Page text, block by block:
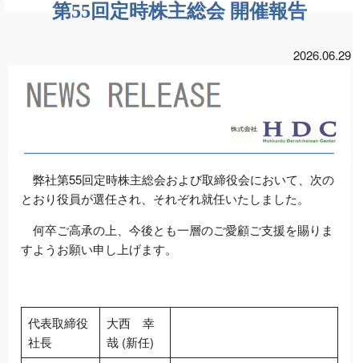
第55回定時株主総会 開催報告
2026.06.29
弊社第55回定時株主総会および取締役会において、次の
とおり役員が選任され、それぞれ就任いたしました。
何卒ご高承の上、今後とも一層のご愛顧ご支援を賜りま
すようお願い申し上げます。
代表取締役
社長
大西 幸
哉 (新任)